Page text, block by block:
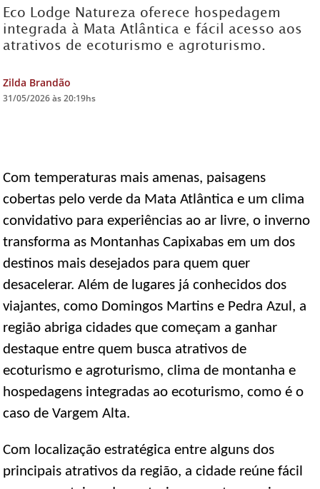
ZILDA BRANDÃO
DICAS DE VIAGEM
Eco Lodge Natureza oferece hospedagem
integrada à Mata Atlântica e fácil acesso aos
atrativos de ecoturismo e agroturismo.
Zilda Brandão
31/05/2026 às 20:19hs
Com temperaturas mais amenas, paisagens
cobertas pelo verde da Mata Atlântica e um clima
convidativo para experiências ao ar livre, o inverno
transforma as Montanhas Capixabas em um dos
destinos mais desejados para quem quer
desacelerar. Além de lugares já conhecidos dos
viajantes, como Domingos Martins e Pedra Azul, a
região abriga cidades que começam a ganhar
destaque entre quem busca atrativos de
ecoturismo e agroturismo, clima de montanha e
hospedagens integradas ao ecoturismo, como é o
caso de Vargem Alta.
Com localização estratégica entre alguns dos
principais atrativos da região, a cidade reúne fácil